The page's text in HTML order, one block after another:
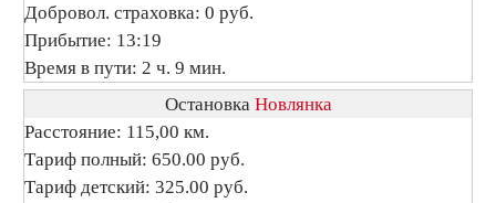
Добровол. страховка: 0 руб.
Прибытие: 13:19
Время в пути: 2 ч. 9 мин.
Остановка Новлянка
Расстояние: 115,00 км.
Тариф полный: 650.00 руб.
Тариф детский: 325.00 руб.